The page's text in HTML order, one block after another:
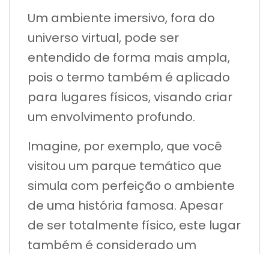
Um ambiente imersivo, fora do
universo virtual, pode ser
entendido de forma mais ampla,
pois o termo também é aplicado
para lugares físicos, visando criar
um envolvimento profundo.
Imagine, por exemplo, que você
visitou um parque temático que
simula com perfeição o ambiente
de uma história famosa. Apesar
de ser totalmente físico, este lugar
também é considerado um